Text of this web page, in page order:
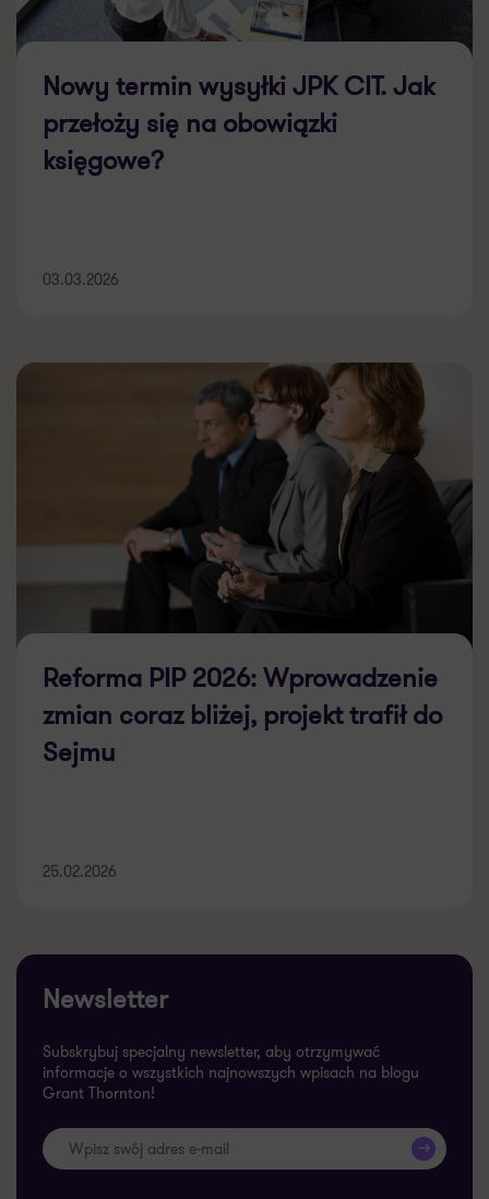
Nowy termin wysyłki JPK CIT. Jak
przełoży się na obowiązki
księgowe?
03.03.2026
Reforma PIP 2026: Wprowadzenie
zmian coraz bliżej, projekt trafił do
Sejmu
25.02.2026
Newsletter
Subskrybuj specjalny newsletter, aby otrzymywać
informacje o wszystkich najnowszych wpisach na blogu
Grant Thornton!
>>